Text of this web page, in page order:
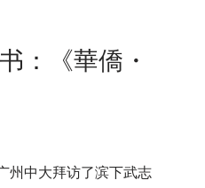
：《華僑・
州中大拜访了滨下武志